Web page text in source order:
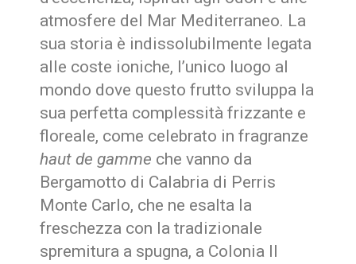
atmosfere del Mar Mediterraneo. La
sua storia è indissolubilmente legata
alle coste ioniche, l’unico luogo al
mondo dove questo frutto sviluppa la
sua perfetta complessità frizzante e
floreale, come celebrato in fragranze
haut de gamme che vanno da
Bergamotto di Calabria di Perris
Monte Carlo, che ne esalta la
freschezza con la tradizionale
spremitura a spugna, a Colonia Il